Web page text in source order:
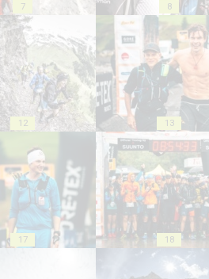
7 8
12 13
17 18